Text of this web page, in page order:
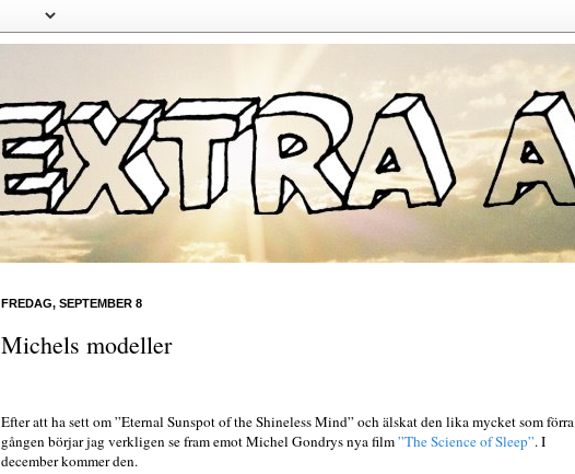
FREDAG, SEPTEMBER 8
Michels modeller
Efter att ha sett om ”Eternal Sunspot of the Shineless Mind” och älskat den lika mycket som förra
gången börjar jag verkligen se fram emot Michel Gondrys nya film”The Science of Sleep”. I
december kommer den.